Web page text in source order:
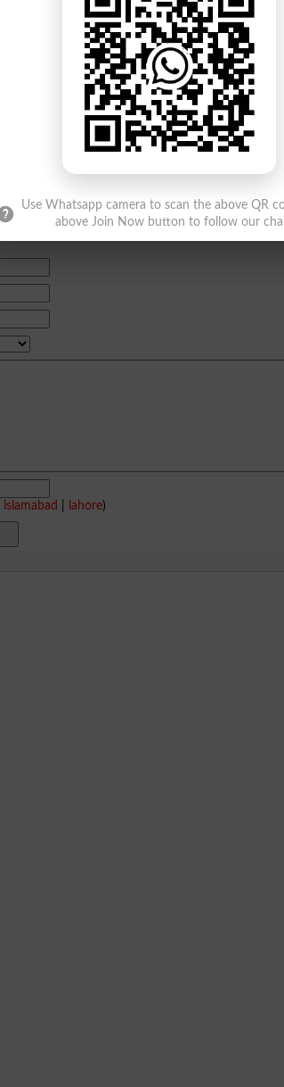
islamabad lahore)
Use Whatsapp camera to scan the above QR
above Join Now button to follow our